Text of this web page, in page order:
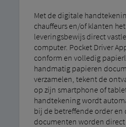
Met de digitale
chauffeurs en/of klanten
leveringsbewijs direct
computer. Pocket Driver
conform en volledig
handmatig papieren
verzamelen, tekent de
op zijn smartphone of
handtekening wordt
bij de betreffende order
documenten worden direct